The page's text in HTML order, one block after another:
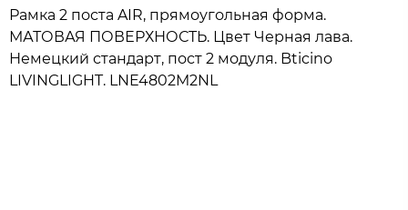
Рамка 2 поста AIR, прямоугольная форма.
МАТОВАЯ ПОВЕРХНОСТЬ. Цвет Черная лава.
Немецкий стандарт, пост 2 модуля. Bticino
LIVINGLIGHT. LNE4802M2NL